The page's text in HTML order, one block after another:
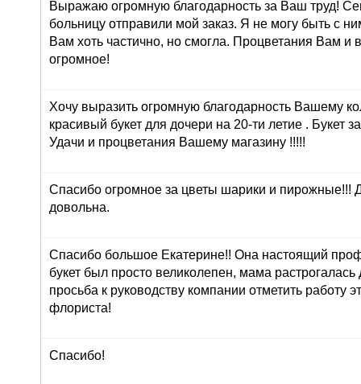
Выражаю огромную благодарность за Ваш труд!
больницу отправили мой заказ. Я не могу быть с
Вам хоть частично, но смогла. Процветания Вам и
огромное!
Хочу выразить огромную благодарность Вашему
красивый букет для дочери на 20-ти летие . Букет
Удачи и процветания Вашему магазину !!!!!
Спасибо огромное за цветы шарики и пирожные!!!
довольна.
Спасибо большое Екатерине!! Она настоящий
букет был просто великолепен, мама
просьба к руководству компании отметить работу
флориста!
Спасибо!